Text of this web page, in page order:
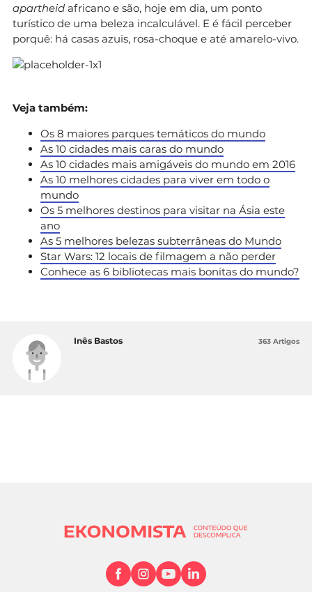
apartheid africano e são, hoje em dia, um ponto
turístico de uma beleza incalculável. E é fácil perceber
porquê: há casas azuis, rosa-choque e até amarelo-vivo.
Veja também:
Os 8 maiores parques temáticos do mundo
As 10 cidades mais caras do mundo
As 10 cidades mais amigáveis do mundo em 2016
As 10 melhores cidades para viver em todo o
mundo
Os 5 melhores destinos para visitar na Ásia este
ano
As 5 melhores belezas subterrâneas do Mundo
Star Wars: 12 locais de filmagem a não perder
Conhece as 6 bibliotecas mais bonitas do mundo?
Inês Bastos 363 Artigos